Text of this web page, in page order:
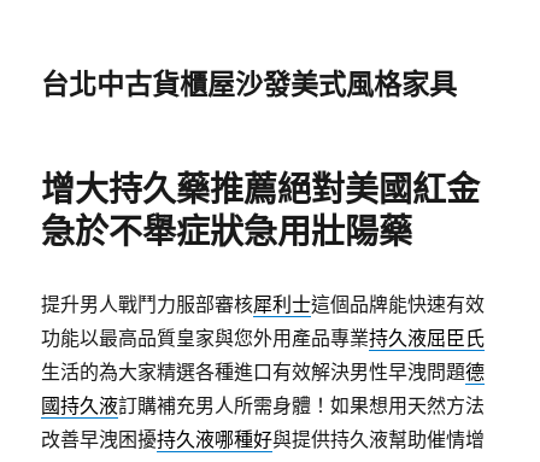
台北中古貨櫃屋沙發美式風格家具
增大持久藥推薦絕對美國紅金
急於不舉症狀急用壯陽藥
提升男人戰鬥力服部審核犀利士這個品牌能快速有效
功能以最高品質皇家與您外用產品專業持久液屈臣氏
生活的為大家精選各種進口有效解決男性早洩問題德
國持久液訂購補充男人所需身體！如果想用天然方法
改善早洩困擾持久液哪種好與提供持久液幫助催情增